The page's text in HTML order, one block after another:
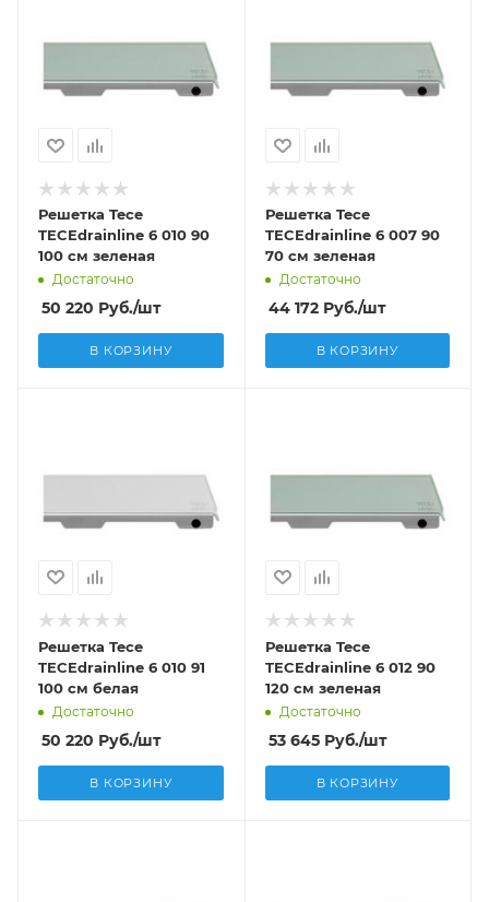
Решетка Tece
TECEdrainline 6 010 90
100 см зеленая
Достаточно
50 220 Руб./шт
В КОРЗИНУ
Решетка Tece
TECEdrainline 6 007 90
70 см зеленая
Достаточно
44 172Руб./шт
В КОРЗИНУ
Решетка Tece
TECEdrainline 6 010 91
100 см белая
Достаточно
50 220 Руб./шт
В КОРЗИНУ
Решетка Tece
TECEdrainline 6 012 90
120 см зеленая
Достаточно
53 645Руб./шт
В КОРЗИНУ